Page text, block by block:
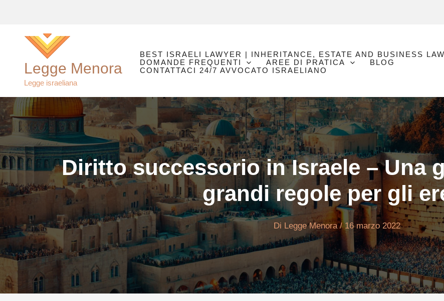
Legge Menora
Legge israeliana
BEST ISRAELI LAWYER | INHERITANCE, ESTATE AND BUSINESS LAW
DOMANDE FREQUENTI
AREE DI PRATICA
BLOG
CONTATTACI 24/7 AVVOCATO ISRAELIANO
Diritto successorio in Israele – Una
grandi regole per gli
Di Legge Menora/16 marzo 2022